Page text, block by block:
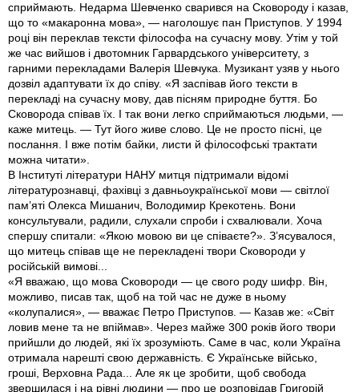
сприймають. Недарма Шевченко сварився на Сковороду і казав,
що то «макаронна мова», — наголошує пан Приступов. У 1994
році він переклав тексти філософа на сучасну мову. Утім у той
же час вийшов і двотомник Гарвардського університету, з
гарними перекладами Валерія Шевчука. Музикант узяв у нього
дозвіл адаптувати їх до співу. «Я заспівав його тексти в
перекладі на сучасну мову, дав пісням природне буття. Бо
Сковорода співав їх. І так вони легко сприймаються людьми, —
каже митець. — Тут його живе слово. Це не просто пісні, це
послання. І вже потім байки, листи й філософські трактати
можна читати».
В Інституті літератури НАНУ митця підтримали відомі
літературознавці, фахівці з давньоукраїнської мови — світлої
пам’яті Олекса Мишанич, Володимир Крекотень. Вони
консультували, радили, слухали спроби і схвалювали. Хоча
спершу спитали: «Якою мовою ви це співаєте?». З’ясувалося,
що митець співав ще не перекладені твори Сковороди у
російській вимові...
«Я вважаю, що мова Сковороди — це свого роду шифр. Він,
можливо, писав так, щоб на той час не дуже в ньому
«колупалися», — вважає Петро Приступов. — Казав же: «Світ
ловив мене та не впіймав». Через майже 300 років його твори
прийшли до людей, які їх зрозуміють. Саме в час, коли Україна
отримала нарешті свою державність. Є Українське військо,
гроші, Верховна Рада... Але як це зробити, щоб свобода
звершилася і на рівні людини — про це розповідав Григорій